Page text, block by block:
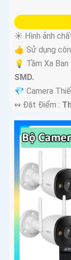
☀️ Hình ảnh
👍 Sử dụng
💡 Tầm Xa Ban
SMD.
💎 Camera
️↭ Đặt Điểm :